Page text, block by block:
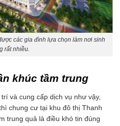
các gia đình lựa chọn làm nơi sinh
rất nhiều.
khúc tầm trung
và cung cấp dịch vụ như vậy,
chung cư tại khu đô thị Thanh
trung quả là điều khó tin đúng